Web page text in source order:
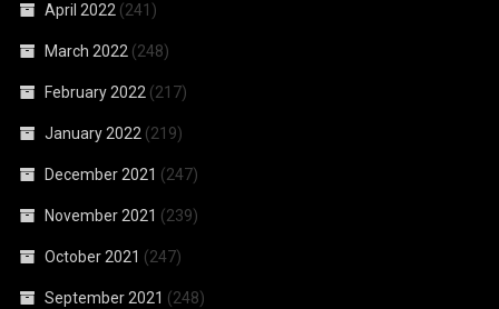
April 2022 (241)
March 2022 (248)
February 2022 (217)
January 2022 (219)
December 2021 (247)
November 2021 (239)
October 2021 (247)
September 2021 (248)